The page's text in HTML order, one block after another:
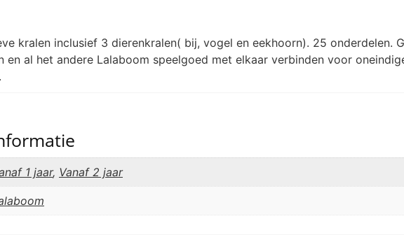
kralen inclusief 3 dierenkralen( bij, vogel en eekhoorn). 25 onderdelen.
en al het andere Lalaboom speelgoed met elkaar verbinden voor
1 jaar, Vanaf 2 jaar